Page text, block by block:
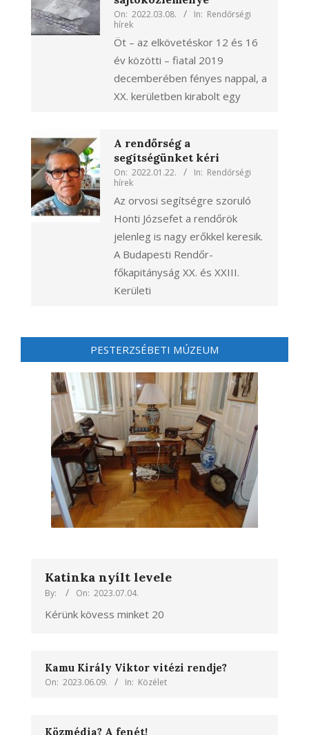
On: 2022.03.08. In: Rendőrségi
hírek
Öt – az elkövetéskor 12 és 16
év közötti – fiatal 2019
decemberében fényes nappal, a
XX. kerületben kirabolt egy
A rendőrség a
segítségünket kéri
On: 2022.01.22. In: Rendőrségi
hírek
Az orvosi segítségre szoruló
Honti Józsefet a rendőrök
jelenleg is nagy erőkkel keresik.
A Budapesti Rendőr-
főkapitányság XX. és XXIII.
Kerületi
PESTERZSÉBETI MÚZEUM
Katinka nyílt levele
By: On: 2023.07.04.
Kérünk kövess minket 20
Kamu Király Viktor vitézi rendje?
On: 2023.06.09. In: Közélet
Közmédia? A fenét!